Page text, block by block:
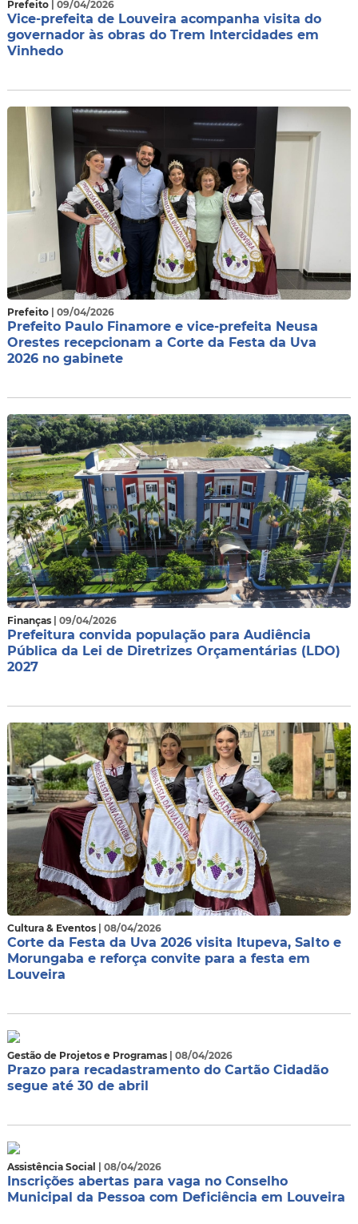
Prefeito | 09/04/2026
Vice-prefeita de Louveira acompanha visita do
governador às obras do Trem Intercidades em
Vinhedo
Prefeito | 09/04/2026
Prefeito Paulo Finamore e vice-prefeita Neusa
Orestes recepcionam a Corte da Festa da Uva
2026 no gabinete
Finanças | 09/04/2026
Prefeitura convida população para Audiência
Pública da Lei de Diretrizes Orçamentárias (LDO)
2027
Cultura & Eventos | 08/04/2026
Corte da Festa da Uva 2026 visita Itupeva, Salto e
Morungaba e reforça convite para a festa em
Louveira
Gestão de Projetos e Programas | 08/04/2026
Prazo para recadastramento do Cartão Cidadão
segue até 30 de abril
Assistência Social | 08/04/2026
Inscrições abertas para vaga no Conselho
Municipal da Pessoa com Deficiência em Louveira